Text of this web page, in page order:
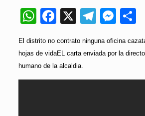
WhatsApp
Facebook
X
El distrito no contrato ninguna oficina
hojas de vidaEL carta enviada por la
humano de la alcaldia.